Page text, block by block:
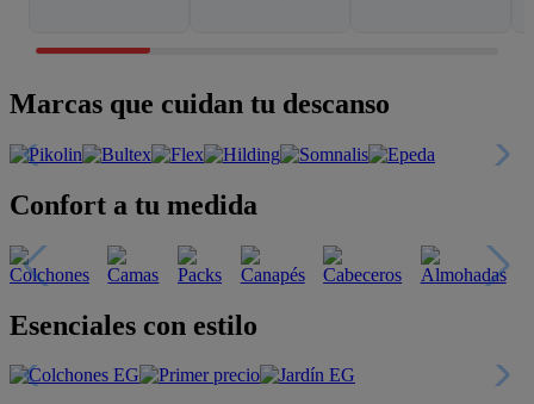
Marcas que cuidan tu descanso
Confort a tu medida
Esenciales con estilo